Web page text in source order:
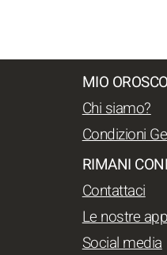
MIO
Chi siamo?
Condizioni
RIMANI
Contattaci
Le nostre
Social media